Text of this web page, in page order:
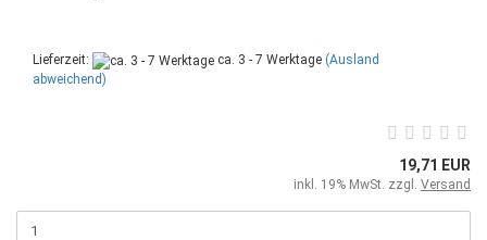
Lieferzeit: ca. 3 - 7 Werktage (Ausland
abweichend)
19,71 EUR
inkl. 19% MwSt. zzgl. Versand